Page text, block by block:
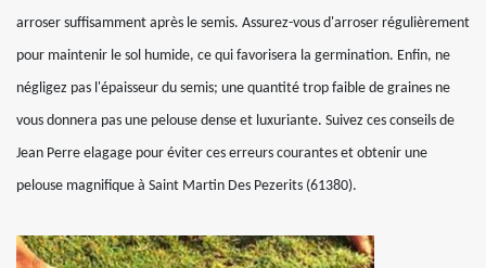
arroser suffisamment après le semis. Assurez-vous d'arroser régulièrement
pour maintenir le sol humide, ce qui favorisera la germination. Enfin, ne
négligez pas l'épaisseur du semis; une quantité trop faible de graines ne
vous donnera pas une pelouse dense et luxuriante. Suivez ces conseils de
Jean Perre elagage pour éviter ces erreurs courantes et obtenir une
pelouse magnifique à Saint Martin Des Pezerits (61380).